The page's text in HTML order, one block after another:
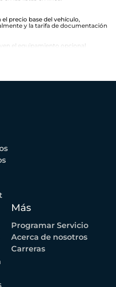
precio base del vehículo,
y la tarifa de documentación
el equipamiento opcional
estatales y locales,
Más
Programar Servicio
Acerca de nosotros
Carreras